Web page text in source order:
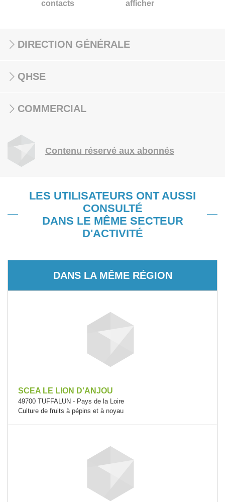
contacts afficher
DIRECTION GÉNÉRALE
QHSE
COMMERCIAL
Contenu réservé aux abonnés
LES UTILISATEURS ONT AUSSI
CONSULTÉ
DANS LE MÊME SECTEUR
D'ACTIVITÉ
DANS LA MÊME RÉGION
SCEA LE LION D'ANJOU
49700 TUFFALUN - Pays de la Loire
Culture de fruits à pépins et à noyau